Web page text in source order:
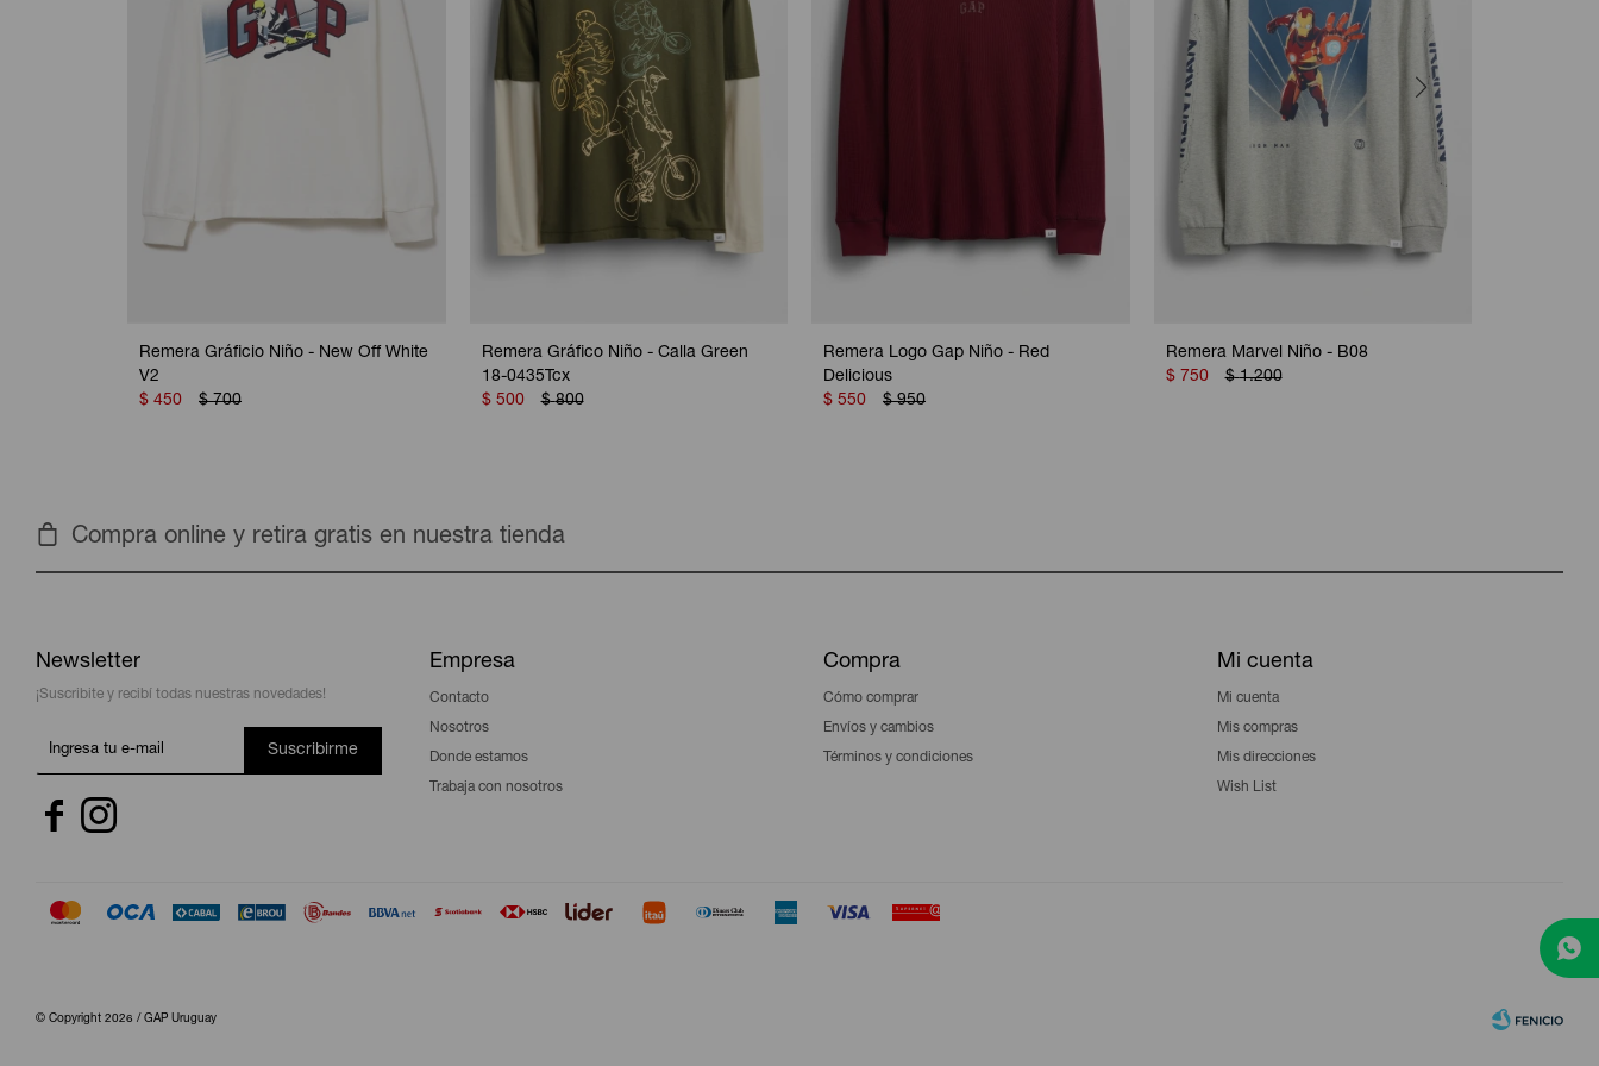
Remera Gráficio Niño - New Off White
V2
$ 450 $ 700
Remera Gráfico Niño - Calla Green
18-0435Tcx
$ 500 $ 800
Remera Logo Gap Niño - Red
Delicious
$ 550 $ 950
Remera Marvel Niño - B08
$ 750 $ 1.200
Compra online y retira gratis en nuestra tienda
Newsletter
¡Suscribite y recibí todas nuestras novedades!
Suscribirme
 
Empresa
Contacto
Nosotros
Donde estamos
Trabaja con nosotros
Compra
Cómo comprar
Envíos y cambios
Términos y condiciones
Mi cuenta
Mi cuenta
Mis compras
Mis direcciones
Wish List
© Copyright 2026 / GAP Uruguay